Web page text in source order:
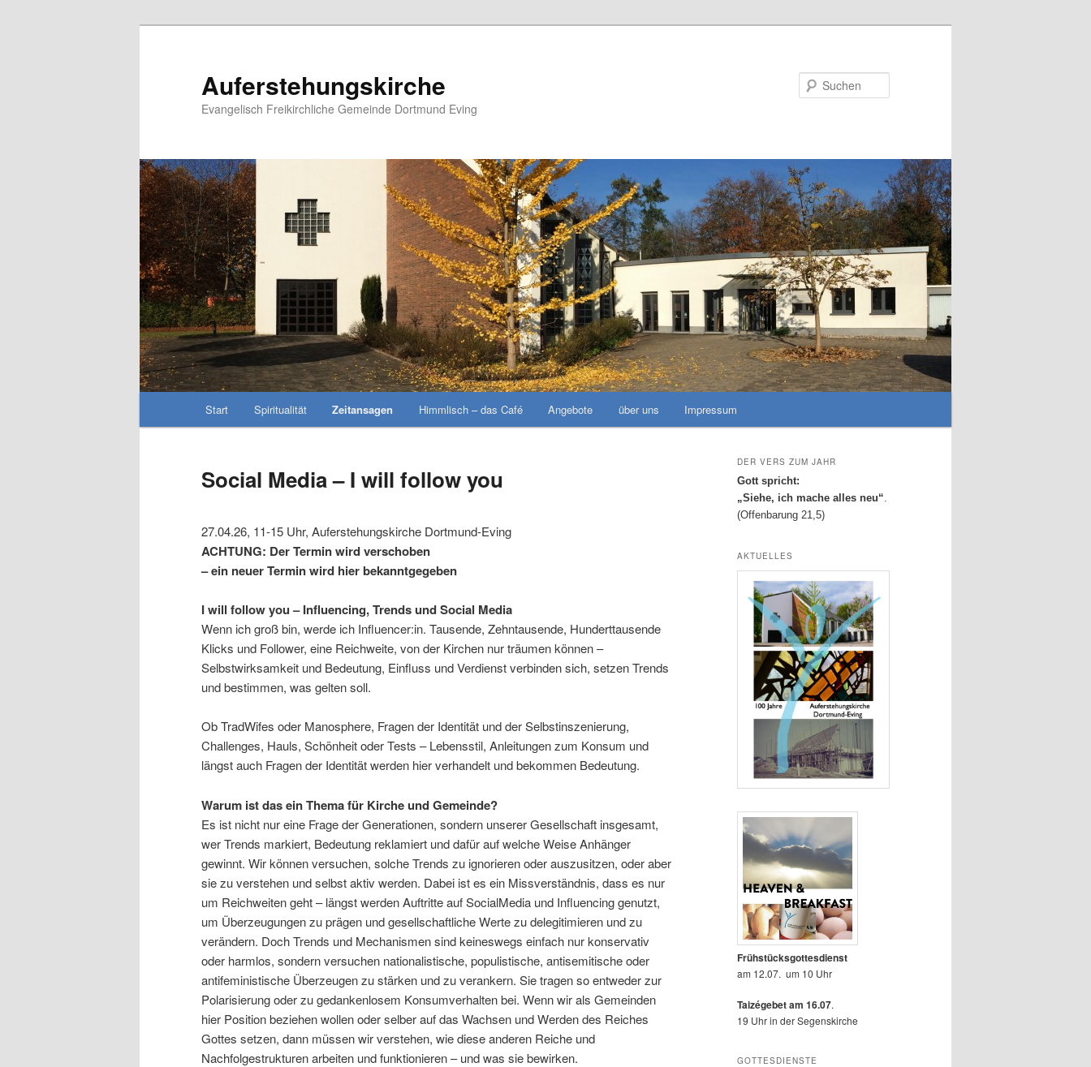
Auferstehungskirche
Evangelisch Freikirchliche Gemeinde Dortmund Eving
Start Spiritualität Zeitansagen Himmlisch – das Café Angebote über uns Impressum
Social Media – I will follow you
27.04.26, 11-15 Uhr, Auferstehungskirche Dortmund-Eving
ACHTUNG: Der Termin wird verschoben
– ein neuer Termin wird hier bekanntgegeben
I will follow you – Influencing, Trends und Social Media
Wenn ich groß bin, werde ich Influencer:in. Tausende, Zehntausende, Hunderttausende
Klicks und Follower, eine Reichweite, von der Kirchen nur träumen können –
Selbstwirksamkeit und Bedeutung, Einfluss und Verdienst verbinden sich, setzen Trends
und bestimmen, was gelten soll.
Ob TradWifes oder Manosphere, Fragen der Identität und der Selbstinszenierung,
Challenges, Hauls, Schönheit oder Tests – Lebensstil, Anleitungen zum Konsum und
längst auch Fragen der Identität werden hier verhandelt und bekommen Bedeutung.
Warum ist das ein Thema für Kirche und Gemeinde?
Es ist nicht nur eine Frage der Generationen, sondern unserer Gesellschaft insgesamt,
wer Trends markiert, Bedeutung reklamiert und dafür auf welche Weise Anhänger
gewinnt. Wir können versuchen, solche Trends zu ignorieren oder auszusitzen, oder aber
sie zu verstehen und selbst aktiv werden. Dabei ist es ein Missverständnis, dass es nur
um Reichweiten geht – längst werden Auftritte auf SocialMedia und Influencing genutzt,
um Überzeugungen zu prägen und gesellschaftliche Werte zu delegitimieren und zu
verändern. Doch Trends und Mechanismen sind keineswegs einfach nur konservativ
oder harmlos, sondern versuchen nationalistische, populistische, antisemitische oder
antifeministische Überzeugen zu stärken und zu verankern. Sie tragen so entweder zur
Polarisierung oder zu gedankenlosem Konsumverhalten bei. Wenn wir als Gemeinden
hier Position beziehen wollen oder selber auf das Wachsen und Werden des Reiches
Gottes setzen, dann müssen wir verstehen, wie diese anderen Reiche und
Nachfolgestrukturen arbeiten und funktionieren – und was sie bewirken.
DER VERS ZUM JAHR
Gott spricht:
„Siehe, ich mache alles neu“.
(Offenbarung 21,5)
AKTUELLES
Frühstücksgottesdienst
am 12.07. um 10 Uhr
Taizégebet am 16.07.
19 Uhr in der Segenskirche
GOTTESDIENSTE